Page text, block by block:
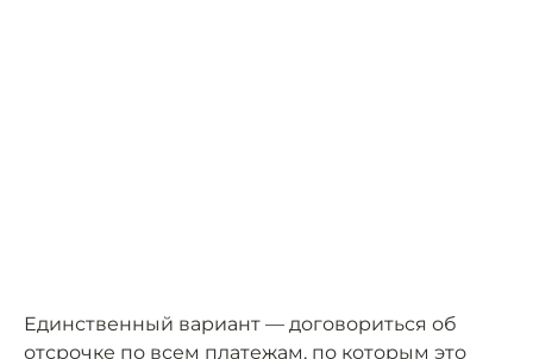
Единственный вариант — договориться об
отсрочке по всем платежам, по которым это